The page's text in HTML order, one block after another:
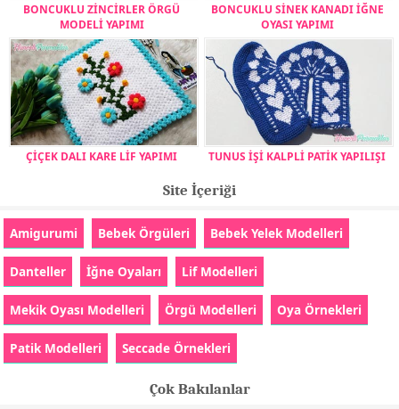
BONCUKLU ZİNCİRLER ÖRGÜ
MODELİ YAPIMI
BONCUKLU SİNEK KANADI İĞNE
OYASI YAPIMI
ÇİÇEK DALI KARE LİF YAPIMI TUNUS İŞİ KALPLİ PATİK YAPILIŞI
Site İçeriği
Amigurumi Bebek Örgüleri Bebek Yelek Modelleri
Danteller İğne Oyaları Lif Modelleri
Mekik Oyası Modelleri Örgü Modelleri Oya Örnekleri
Patik Modelleri Seccade Örnekleri
Çok Bakılanlar